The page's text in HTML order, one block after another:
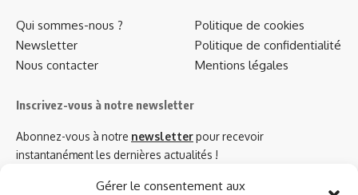
Gérer le consentement aux
Qui sommes-nous ?
Newsletter
Nous contacter
Politique de cookies
Politique de confidentialité
Mentions légales
Inscrivez-vous à notre newsletter
Abonnez-vous à notre newsletterpour recevoir
instantanément les dernières actualités !